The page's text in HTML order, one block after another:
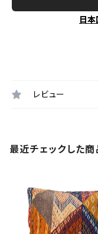
日
レビュー
最近チェックした商